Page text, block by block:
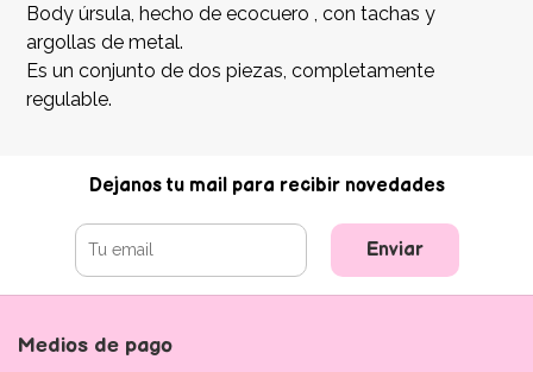
Body úrsula, hecho de ecocuero , con tachas y
argollas de metal.
Es un conjunto de dos piezas, completamente
regulable.
Dejanos tu mail para recibir novedades
Enviar
Medios de pago